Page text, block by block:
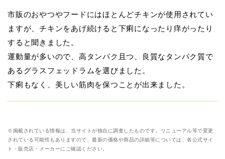
市販のおやつやフードにはほとんどチキンが使用されてい
ますが、チキンをあげ続けると下痢になったり痒がったり
すると聞きました。
運動量が多いので、高タンパク且つ、良質なタンパク質で
あるグラスフェッドラムを選びました。
下痢もなく、美しい筋肉を保つことが出来ました。
※掲載されている情報は、当サイトが独自に調査したものです。リニューアル等で変更
されている可能性もありますので、最新の価格や商品の詳細等については、各公式サイ
ト・販売店・メーカーにご確認ください。